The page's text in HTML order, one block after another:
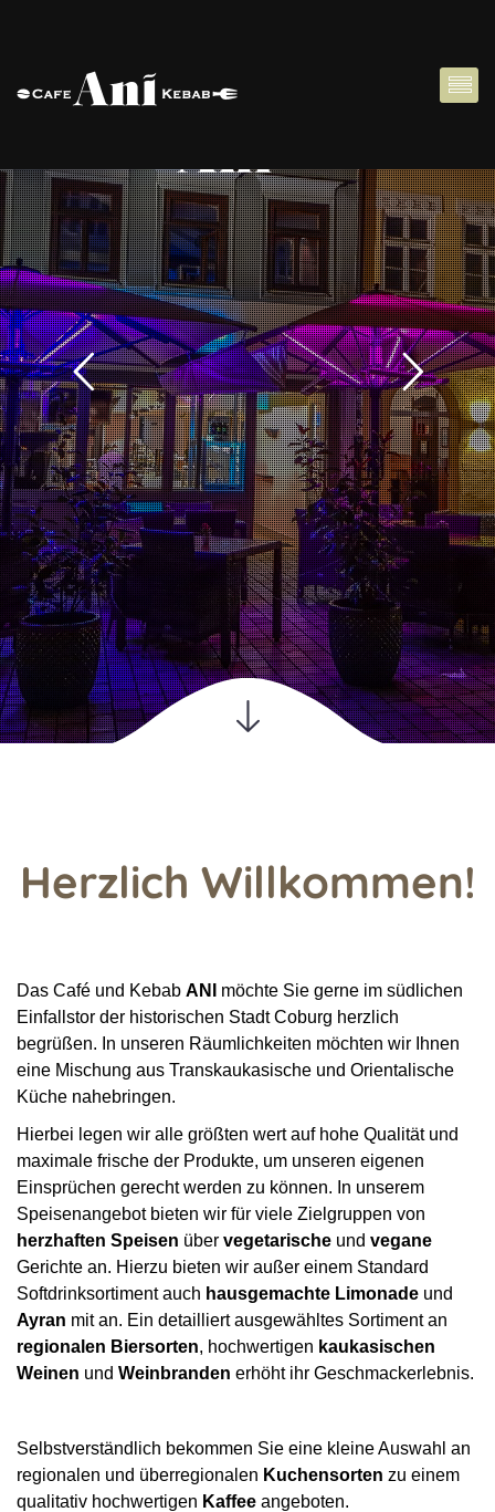
Herzlich Willkommen!
Das Café und Kebab ANI
möchte Sie gerne im südlichen
Einfallstor der historischen Stadt Coburg herzlich
begrüßen. In unseren Räumlichkeiten möchten wir Ihnen
eine Mischung aus Transkaukasische und Orientalische
Küche nahebringen.
Hierbei legen wir alle größten wert auf hohe Qualität und
maximale frische der Produkte, um unseren eigenen
Einsprüchen gerecht werden zu können. In unserem
Speisenangebot bieten wir für viele Zielgruppen von
herzhaften Speisen über vegetarische und vegane
Gerichte an. Hierzu bieten wir außer einem Standard
Softdrinksortiment auch hausgemachte Limonade und
Ayran mit an. Ein detailliert ausgewähltes Sortiment an
regionalen Biersorten, hochwertigen kaukasischen
Weinen und Weinbranden erhöht ihr Geschmackerlebnis.
Selbstverständlich bekommen Sie eine kleine Auswahl an
regionalen und überregionalen Kuchensorten zu einem
qualitativ hochwertigen Kaffee angeboten.